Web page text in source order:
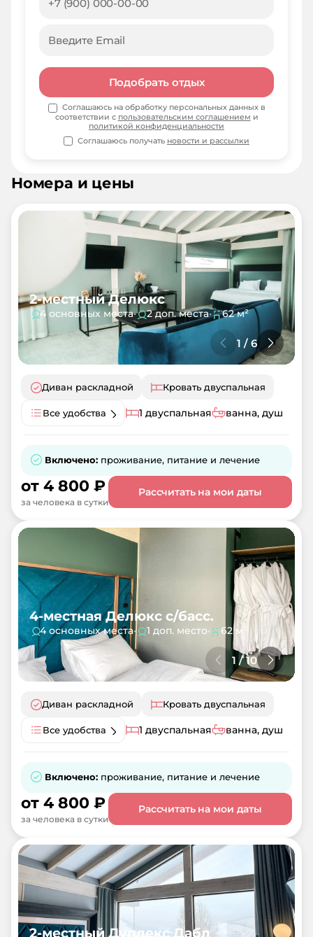
Номера и цены
2-местный Делюкс
4 основных места• 2 доп. места• 62 м²
1 / 6
Диван раскладной Кровать двуспальная
Все удобства 1 двуспальная ванна, душ
Включено: проживание, питание и лечение
от 4 800 ₽
за человека в сутки
Рассчитать на мои даты
4-местная Делюкс с/басс.
4 основных места• 1 доп. место• 62 м²
1 /10
Диван раскладной Кровать двуспальная
Все удобства 1 двуспальная ванна, душ
Включено: проживание, питание и лечение
от 4 800 ₽
за человека в сутки
Рассчитать на мои даты
2-местный Дуплекс Дабл
Подобрать отдых
Соглашаюсь на обработку персональных данных в
соответствии с пользовательским соглашением и
политикой конфиденциальности
Соглашаюсь получать новости и рассылки